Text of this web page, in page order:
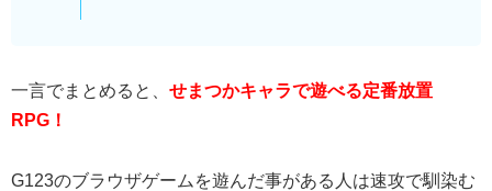
一言でまとめると、 せまつかキャラで遊べる定番放置
RPG！
G123のブラウザゲームを遊んだ事がある人は速攻で馴染む